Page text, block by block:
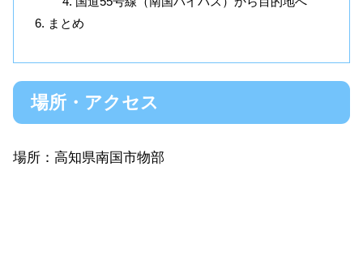
まとめ
場所・アクセス
場所：高知県南国市物部